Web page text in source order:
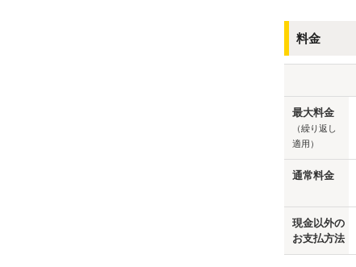
料金
最大料金
（繰り返し
適用）
通常料金
現金以外の
お支払方法